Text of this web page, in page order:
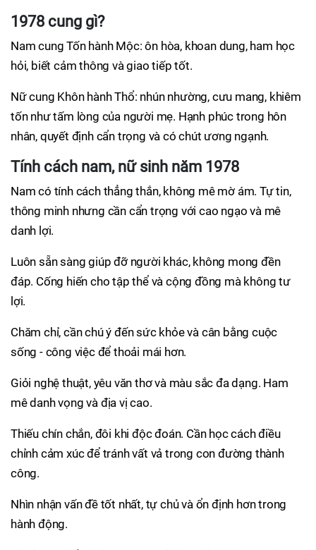
1978 cung gì?
Nam cung Tốn hành Mộc: ôn hòa, khoan dung, ham học
hỏi, biết cảm thông và giao tiếp tốt.
Nữ cung Khôn hành Thổ: nhún nhường, cưu mang, khiêm
tốn như tấm lòng của người mẹ. Hạnh phúc trong hôn
nhân, quyết định cẩn trọng và có chút ương ngạnh.
Tính cách nam, nữ sinh năm 1978
Nam có tính cách thẳng thắn, không mê mờ ám. Tự tin,
thông minh nhưng cần cẩn trọng với cao ngạo và mê
danh lợi.
Luôn sẵn sàng giúp đỡ người khác, không mong đền
đáp. Cống hiến cho tập thể và cộng đồng mà không tư
lợi.
Chăm chỉ, cần chú ý đến sức khỏe và cân bằng cuộc
sống - công việc để thoải mái hơn.
Giỏi nghệ thuật, yêu văn thơ và màu sắc đa dạng. Ham
mê danh vọng và địa vị cao.
Thiếu chín chắn, đôi khi độc đoán. Cần học cách điều
chỉnh cảm xúc để tránh vất vả trong con đường thành
công.
Nhìn nhận vấn đề tốt nhất, tự chủ và ổn định hơn trong
hành động.